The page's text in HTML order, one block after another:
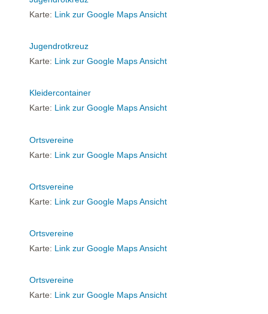
Karte: Link zur Google Maps Ansicht
Jugendrotkreuz
Karte: Link zur Google Maps Ansicht
Kleidercontainer
Karte: Link zur Google Maps Ansicht
Ortsvereine
Karte: Link zur Google Maps Ansicht
Ortsvereine
Karte: Link zur Google Maps Ansicht
Ortsvereine
Karte: Link zur Google Maps Ansicht
Ortsvereine
Karte: Link zur Google Maps Ansicht